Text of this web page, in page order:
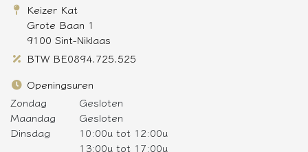
Keizer Kat
Grote Baan 1
9100 Sint-Niklaas
BTW BE0894.725.525
Openingsuren
Zondag
Gesloten
Maandag
Gesloten
Dinsdag
10:00u tot 12:00u
13:00u tot 17:00u